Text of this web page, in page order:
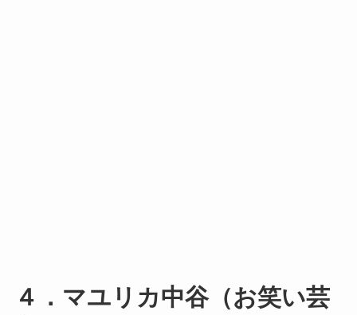
４．マユリカ中谷（お笑い芸